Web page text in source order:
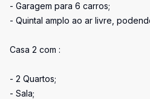
- Garagem para 6 carros;
- Quintal amplo ao ar livre,
Casa 2 com :
- 2 Quartos;
- Sala;